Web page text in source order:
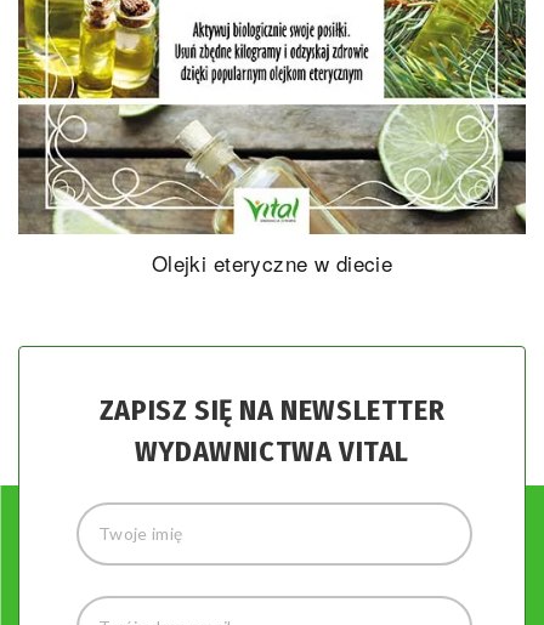
Olejki eteryczne w diecie
ZAPISZ SIĘ NA NEWSLETTER
WYDAWNICTWA VITAL